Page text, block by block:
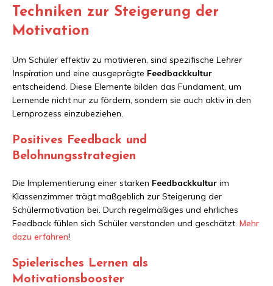
Techniken zur Steigerung der
Motivation
Um Schüler effektiv zu motivieren, sind spezifische Lehrer
Inspiration und eine ausgeprägte Feedbackkultur
entscheidend. Diese Elemente bilden das Fundament, um
Lernende nicht nur zu fördern, sondern sie auch aktiv in den
Lernprozess einzubeziehen.
Positives Feedback und
Belohnungsstrategien
Die Implementierung einer starken Feedbackkultur im
Klassenzimmer trägt maßgeblich zur Steigerung der
Schülermotivation bei. Durch regelmäßiges und ehrliches
Feedback fühlen sich Schüler verstanden und geschätzt. Mehr
dazu erfahren!
Spielerisches Lernen als
Motivationsbooster